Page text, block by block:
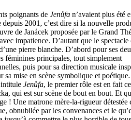
poignants de Jenůfa n’avaient plus été
depuis 2001, c’est dire si la nouvelle
de Janácek proposée par le Grand
impatience. D’autant que le spectacle
pierre blanche. D’abord pour ses
féminines principales, tout simplement
puis pour sa direction musicale
sa mise en scène symbolique et
Jenůfa, le premier rôle est en fait
qui est sur scène de bout en bout. Et
! Une matrone mère-la-rigueur détestée
obnubilée par les convenances et le